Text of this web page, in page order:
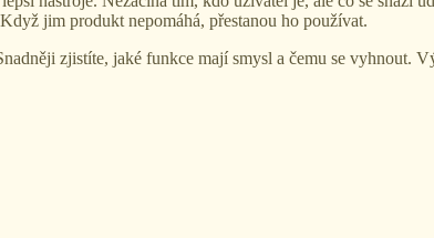
jim produkt nepomáhá, přestanou ho používat.
zjistíte, jaké funkce mají smysl a čemu se vyhnout.